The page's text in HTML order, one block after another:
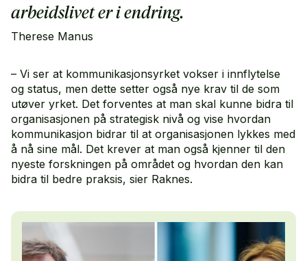
arbeidslivet er i endring.
Therese Manus
– Vi ser at kommunikasjonsyrket vokser i innflytelse
og status, men dette setter også nye krav til de som
utøver yrket. Det forventes at man skal kunne bidra til
organisasjonen på strategisk nivå og vise hvordan
kommunikasjon bidrar til at organisasjonen lykkes med
å nå sine mål. Det krever at man også kjenner til den
nyeste forskningen på området og hvordan den kan
bidra til bedre praksis, sier Raknes.